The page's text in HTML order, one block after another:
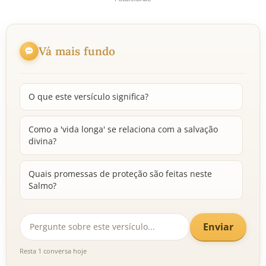
Vá mais fundo
O que este versículo significa?
Como a 'vida longa' se relaciona com a salvação
divina?
Quais promessas de proteção são feitas neste
Salmo?
Enviar
Resta 1 conversa hoje